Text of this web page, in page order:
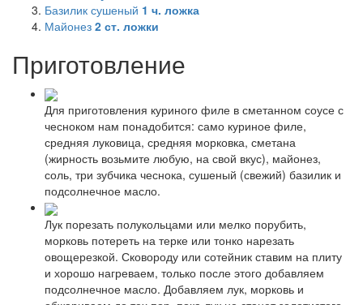
Базилик сушеный 1 ч. ложка
Майонез 2 ст. ложки
Приготовление
Для приготовления куриного филе в сметанном соусе с
чесноком нам понадобится: само куриное филе,
средняя луковица, средняя морковка, сметана
(жирность возьмите любую, на свой вкус), майонез,
соль, три зубчика чеснока, сушеный (свежий) базилик и
подсолнечное масло.
Лук порезать полукольцами или мелко порубить,
морковь потереть на терке или тонко нарезать
овощерезкой. Сковороду или сотейник ставим на плиту
и хорошо нагреваем, только после этого добавляем
подсолнечное масло. Добавляем лук, морковь и